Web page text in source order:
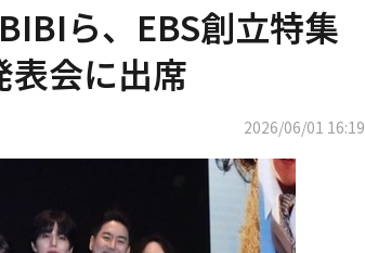
ら、EBS創立特集
表会に出席
2026/06/01 16:19